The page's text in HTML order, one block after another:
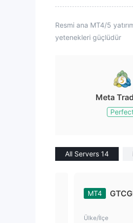
Resmi ana MT4/5
yetenekleri güçlüdür
Meta
All Servers 14
MT4
Ülke/İlçe